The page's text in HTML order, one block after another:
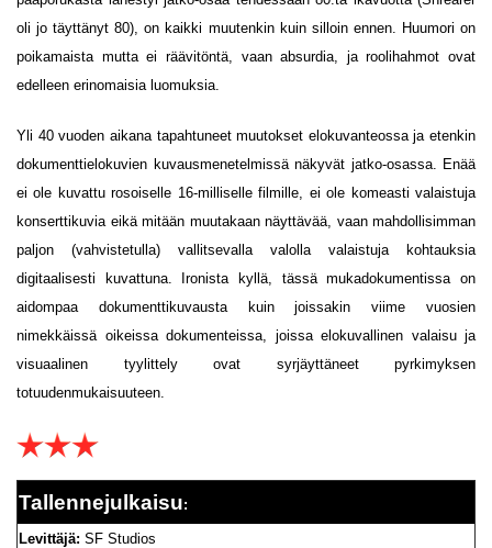
oli jo täyttänyt 80), on kaikki muutenkin kuin silloin ennen. Huumori on
poikamaista mutta ei räävitöntä, vaan absurdia, ja roolihahmot ovat
edelleen erinomaisia luomuksia.
Yli 40 vuoden aikana tapahtuneet muutokset elokuvanteossa ja etenkin
dokumenttielokuvien kuvausmenetelmissä näkyvät jatko-osassa. Enää
ei ole kuvattu rosoiselle 16-milliselle filmille, ei ole komeasti valaistuja
konserttikuvia eikä mitään muutakaan näyttävää, vaan mahdollisimman
paljon (vahvistetulla) vallitsevalla valolla valaistuja kohtauksia
digitaalisesti kuvattuna. Ironista kyllä, tässä mukadokumentissa on
aidompaa dokumenttikuvausta kuin joissakin viime vuosien
nimekkäissä oikeissa dokumenteissa, joissa elokuvallinen valaisu ja
visuaalinen tyylittely ovat syrjäyttäneet pyrkimyksen
totuudenmukaisuuteen.
Tallennejulkaisu:
Levittäjä: SF Studios